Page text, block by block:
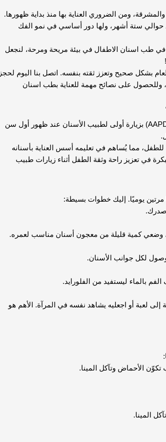
ومن الضروري العناية بها منذ بداية ظهورها.
حوالي ستة أشهر، ولها دور أساسي في نمو الفك
طب اسنان الاطفال في بيئة مريحة ومرحة، لنجعل
بشكل صحيح وتعزز ثقته بنفسه. اتصل بنا اليوم لحجز
، وللحصول على نصائح مهمة للعناية بطب اسنان
توصي الأكاديمية الأمريكية لطب اسنان الاطفال (AAPD) بزيارة أولى لطبيب الأسنان عند ظهور أول سن
للطفل، مما يُساهم في تعليمه أسس العناية بأسنانه
في تعزيز راحة وثقة الطفل أثناء زيارات طبيب
يوميًا. إليك خطوات بسيطة:
صدرك.
كمية قليلة من معجون أسنان مناسب لعمره.
لكل جوانب الأسنان.
بالماء ليستفيد من الفلورايد.
لعبة أو اجعليه يشاهد نفسه في المرآة. الأهم هو
الأحماض وتآكل المينا.
المينا.